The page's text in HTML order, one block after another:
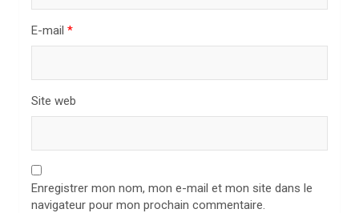
E-mail *
Site web
Enregistrer mon nom, mon e-mail et mon site dans le
navigateur pour mon prochain commentaire.